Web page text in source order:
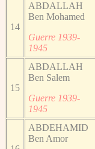
14
ABDALLAH
Ben Mohamed
Guerre 1939-
1945
15
ABDALLAH
Ben Salem
Guerre 1939-
1945
ABDEHAMID
Ben Amor